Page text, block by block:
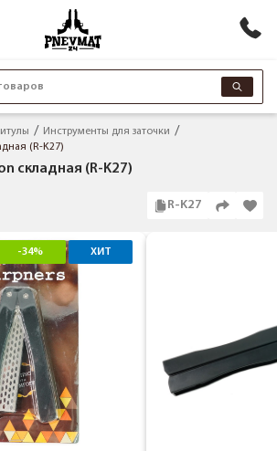
Инструменты для заточки
(R-K27)
складная (R-K27)
R-K27
-34% ХИТ